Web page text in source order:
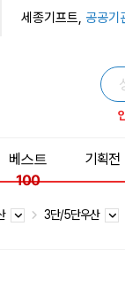
세종기프트, 공공기
베스트
100
기획전
3단/5단우산